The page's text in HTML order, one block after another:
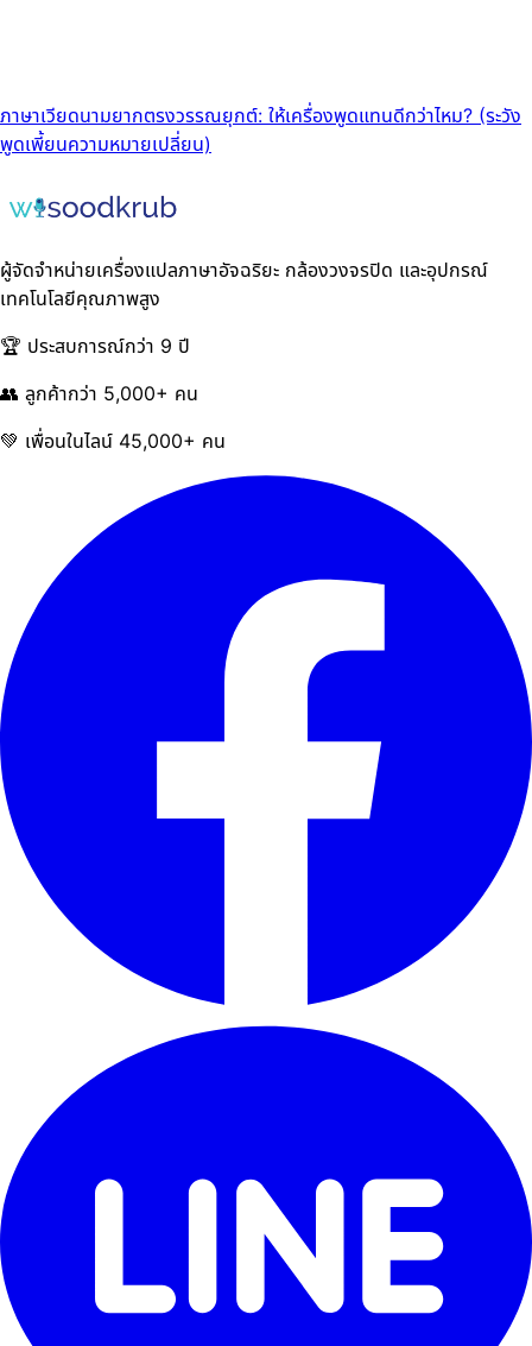
ภาษาเวียดนามยากตรงวรรณยุกต์: ให้เครื่องพูดแทนดีกว่าไหม? (ระวัง
พูดเพี้ยนความหมายเปลี่ยน)
ผู้จัดจำหน่ายเครื่องแปลภาษาอัจฉริยะ กล้องวงจรปิด และอุปกรณ์
เทคโนโลยีคุณภาพสูง
🏆 ประสบการณ์กว่า 9 ปี
👥 ลูกค้ากว่า 5,000+ คน
💚 เพื่อนในไลน์ 45,000+ คน